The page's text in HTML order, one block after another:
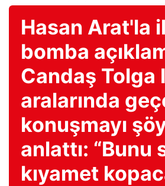
Hasan Arat'la
bomba
Candaş Tolga
aralarında
konuşmayı
anlattı: “Bunu
kıyamet